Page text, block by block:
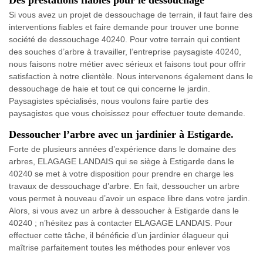
Si vous avez un projet de dessouchage de terrain, il faut faire des
interventions fiables et faire demande pour trouver une bonne
société de dessouchage 40240. Pour votre terrain qui contient
des souches d’arbre à travailler, l’entreprise paysagiste 40240,
nous faisons notre métier avec sérieux et faisons tout pour offrir
satisfaction à notre clientèle. Nous intervenons également dans le
dessouchage de haie et tout ce qui concerne le jardin.
Paysagistes spécialisés, nous voulons faire partie des
paysagistes que vous choisissez pour effectuer toute demande.
Dessoucher l’arbre avec un jardinier à Estigarde.
Forte de plusieurs années d’expérience dans le domaine des
arbres, ELAGAGE LANDAIS qui se siège à Estigarde dans le
40240 se met à votre disposition pour prendre en charge les
travaux de dessouchage d’arbre. En fait, dessoucher un arbre
vous permet à nouveau d’avoir un espace libre dans votre jardin.
Alors, si vous avez un arbre à dessoucher à Estigarde dans le
40240 ; n’hésitez pas à contacter ELAGAGE LANDAIS. Pour
effectuer cette tâche, il bénéficie d’un jardinier élagueur qui
maîtrise parfaitement toutes les méthodes pour enlever vos